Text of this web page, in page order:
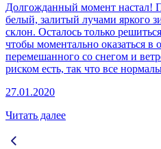
Долгожданный момент настал!
белый, залитый лучами яркого
склон. Осталось только
чтобы моментально оказаться в
перемешанного со снегом и
риском есть, так что все
27.01.2020
Читать далее